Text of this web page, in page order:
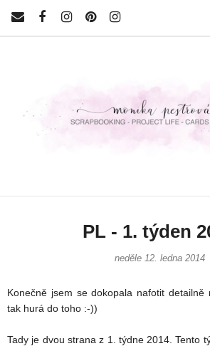
PL - 1. týden
neděle 12. ledna 2014
Konečně jsem se dokopala nafotit detailně
tak hurá do toho :-))
Tady je dvou strana z 1. týdne 2014. Tento